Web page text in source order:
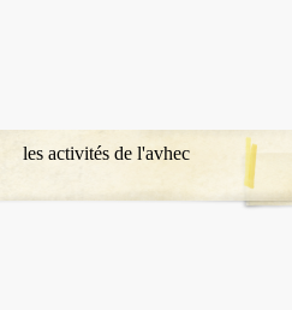
les activités de l'avhec